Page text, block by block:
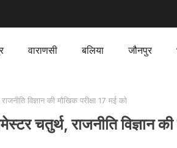
वाराणसी बलिया जौनपुर
विज्ञान की मौखिक परीक्षा 17 मई को
चतुर्थ, राजनीति विज्ञान की